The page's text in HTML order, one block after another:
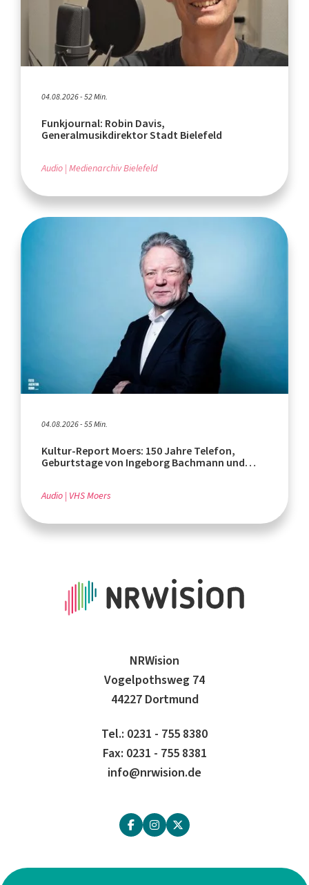
04.08.2026 - 52 Min.
Funkjournal: Robin Davis,
Generalmusikdirektor Stadt Bielefeld
Audio Medienarchiv Bielefeld
04.08.2026 - 55 Min.
Kultur-Report Moers: 150 Jahre Telefon,
Geburtstage von Ingeborg Bachmann und
Audio VHS Moers
NRWision
Vogelpothsweg 74
44227 Dortmund
Tel.: 0231 - 755 8380
Fax: 0231 - 755 8381
info@nrwision.de